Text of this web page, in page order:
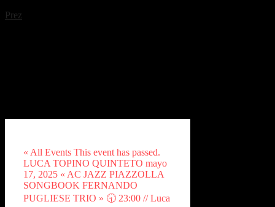
Prez
« All Events This event has passed.
LUCA TOPINO QUINTETO mayo
17, 2025 « AC JAZZ PIAZZOLLA
SONGBOOK FERNANDO
PUGLIESE TRIO » 🕤 23:00 // Luca